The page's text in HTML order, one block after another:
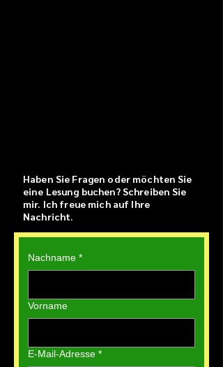
Haben Sie Fragen oder möchten Sie
eine Lesung buchen? Schreiben Sie
mir. Ich freue mich auf Ihre
Nachricht.
Nachname *
Vorname
E-Mail-Adresse *